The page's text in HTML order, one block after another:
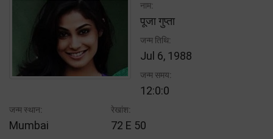
नाम:
पूजा गुप्ता
जन्म तिथि:
Jul 6, 1988
जन्म समय:
12:0:0
जन्म स्थान:
Mumbai
रेखांश:
72 E 50